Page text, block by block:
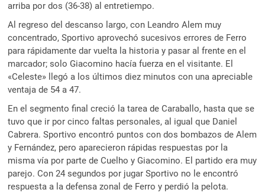
arriba por dos (36-38) al entretiempo.
Al regreso del descanso largo, con Leandro Alem muy
concentrado, Sportivo aprovechó sucesivos errores de Ferro
para rápidamente dar vuelta la historia y pasar al frente en el
marcador; solo Giacomino hacía fuerza en el visitante. El
«Celeste» llegó a los últimos diez minutos con una apreciable
ventaja de 54 a 47.
En el segmento final creció la tarea de Caraballo, hasta que se
tuvo que ir por cinco faltas personales, al igual que Daniel
Cabrera. Sportivo encontró puntos con dos bombazos de Alem
y Fernández, pero aparecieron rápidas respuestas por la
misma vía por parte de Cuelho y Giacomino. El partido era muy
parejo. Con 24 segundos por jugar Sportivo no le encontró
respuesta a la defensa zonal de Ferro y perdió la pelota.